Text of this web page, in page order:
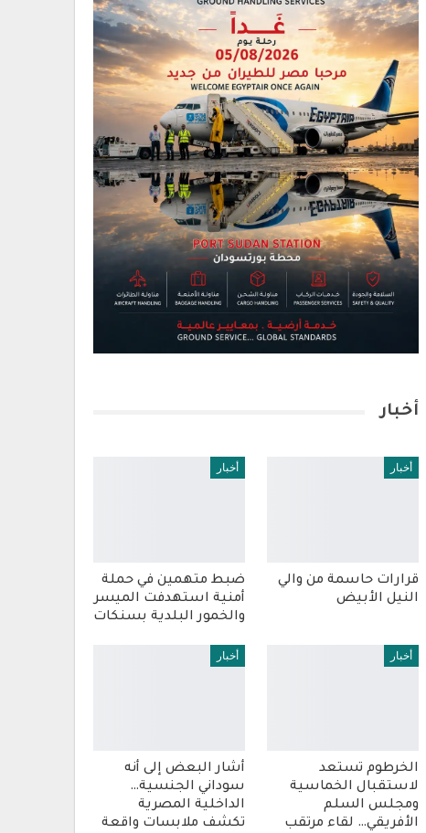
أخبار
أخبار
قرارات حاسمة من والي
النيل الأبيض
أخبار
ضبط متهمين في حملة
أمنية استهدفت الميسر
والخمور البلدية بسنكات
أخبار
الخرطوم تستعد
لاستقبال الخماسية
ومجلس السلم
الأفريقي… لقاء مرتقب
أخبار
أشار البعض إلى أنه
سوداني الجنسية…
الداخلية المصرية
تكشف ملابسات واقعة